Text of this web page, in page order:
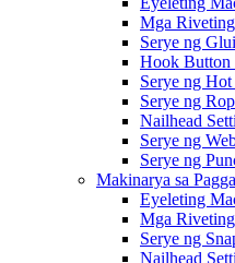
Mga
Serye ng
Hook Button
Serye ng
Serye ng
Nailhead
Serye ng
Serye ng
Makinarya sa
Eyeleting
Mga
Serye ng
Nailhead